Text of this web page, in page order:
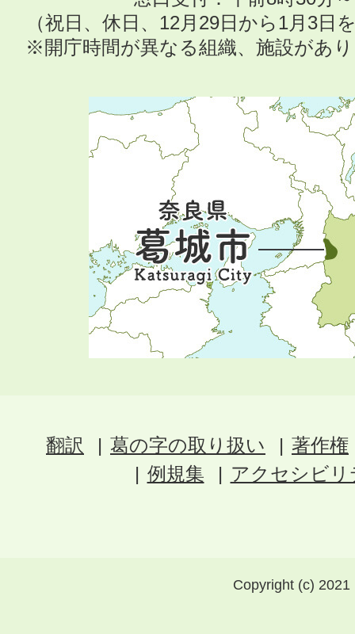
（祝日、休日、12月29日から1月3日
※開庁時間が異なる組織、施設があ
翻訳 葛の字の取り扱い
著作権
例規集
アクセシビ
Copyright (c)